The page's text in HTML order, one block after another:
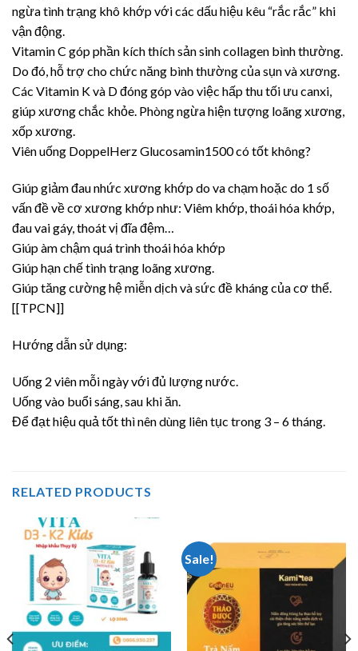
ngừa tình trạng khô khớp với các dấu hiệu kêu “rắc rắc” khi
vận động.
Vitamin C góp phần kích thích sản sinh collagen bình thường.
Do đó, hỗ trợ cho chức năng bình thường của sụn và xương.
Các Vitamin K và D đóng góp vào việc hấp thu tối ưu canxi,
giúp xương chắc khỏe. Phòng ngừa hiện tượng loãng xương,
xốp xương.
Viên uống DoppelHerz Glucosamin1500 có tốt không?
Giúp giảm đau nhức xương khớp do va chạm hoặc do 1 số
vấn đề về cơ xương khớp như: Viêm khớp, thoái hóa khớp,
đau vai gáy, thoát vị đĩa đệm…
Giúp àm chậm quá trình thoái hóa khớp
Giúp hạn chế tình trạng loãng xương.
Giúp tăng cường hệ miễn dịch và sức đề kháng của cơ thể.
[[TPCN]]
Hướng dẫn sử dụng:
Uống 2 viên mỗi ngày với đủ lượng nước.
Uống vào buổi sáng, sau khi ăn.
Để đạt hiệu quả tốt thì nên dùng liên tục trong 3 – 6 tháng.
RELATED PRODUCTS
Sale!